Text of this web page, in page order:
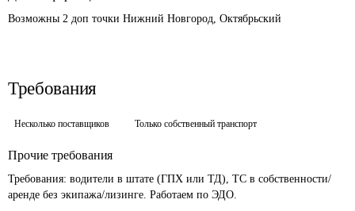
Возможны 2 доп точки Нижний Новгород, Октябрьский
Требования
Несколько поставщиков Только собственный транспорт
Прочие требования
Требования: водители в штате (ГПХ или ТД), ТС в собственности/
аренде без экипажа/лизинге. Работаем по ЭДО.